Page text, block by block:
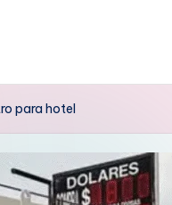
para hotel